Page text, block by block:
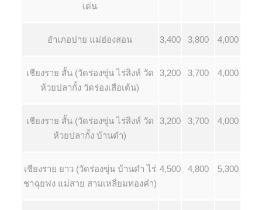
เด่น
อำเภอปาย แม่ฮ่องสอน 3,400 3,800 4,000
เชียงราย สั้น (วัดร่องขุ่น ไร่สิงห์ วัด
ห้วยปลากั้ง วัดร่องเสือเต้น)
3,200 3,700 4,000
เชียงราย สั้น (วัดร่องขุ่น ไร่สิงห์ วัด
ห้วยปลากั้ง บ้านดำ)
3,200 3,700 4,000
เชียงราย ยาว (วัดร่องขุ่น บ้านดำ ไร่
ชาฉุยฟง แม่สาย สามเหลี่ยมทองคำ)
4,500 4,800 5,300